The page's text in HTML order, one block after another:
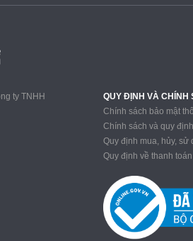
BI
ty TNHH
QUY ĐỊNH VÀ CHÍNH
Chính sách bảo mật
Chính sách và quy
Quy định mua, hủy, sử
Quy định về thanh